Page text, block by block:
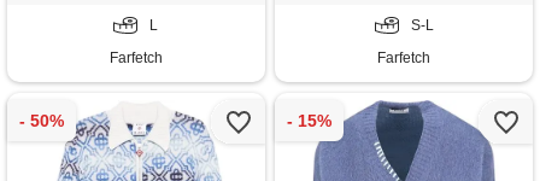
L
Farfetch
S-L
Farfetch